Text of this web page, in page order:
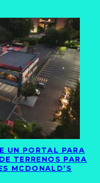
UN PORTAL PARA
TERRENOS PARA
MCDONALD’S